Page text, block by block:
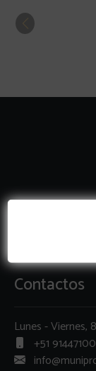
Contactos
Lunes -
+51